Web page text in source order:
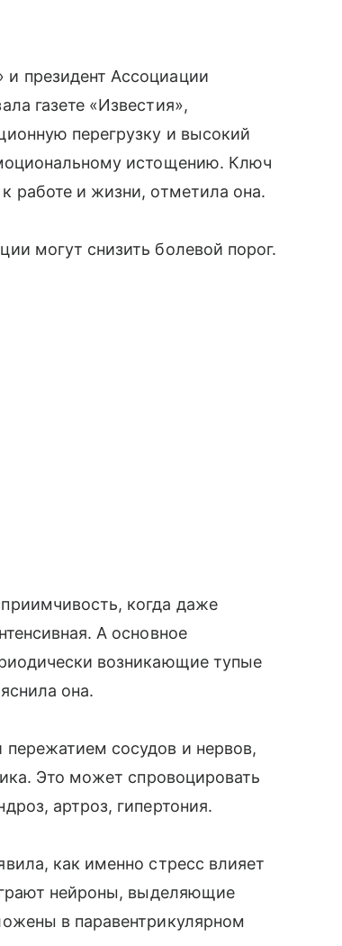
президент Ассоциации
газете «Известия»,
перегрузку и высокий
истощению. Ключ
работе и жизни, отметила она.
могут снизить болевой порог.
когда даже
А основное
возникающие тупые
она.
сосудов и нервов,
Это может спровоцировать
артроз, гипертония.
как именно стресс влияет
нейроны, выделяющие
в паравентрикулярном